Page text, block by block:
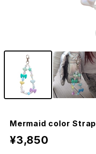
Mermaid color Strap
¥3,850